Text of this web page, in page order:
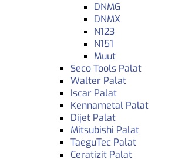
DNMG
DNMX
N123
N151
Muut
Seco Tools Palat
Walter Palat
Iscar Palat
Kennametal Palat
Dijet Palat
Mitsubishi Palat
TaeguTec Palat
Ceratizit Palat